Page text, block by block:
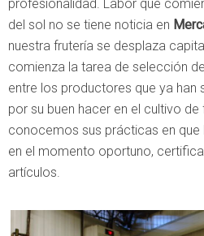
profesionalidad. Labor que
del sol no se tiene noticia en
nuestra frutería se desplaza
comienza la tarea de selección
entre los productores que ya han
por su buen hacer en el cultivo de
conocemos sus prácticas en
en el momento oportuno,
artículos.